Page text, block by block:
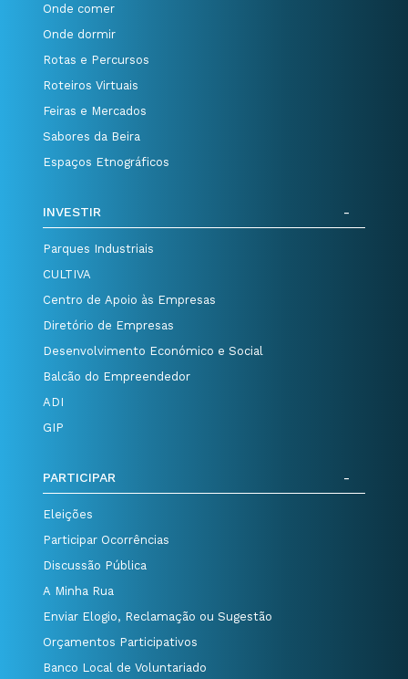
Onde comer
Onde dormir
Rotas e Percursos
Roteiros Virtuais
Feiras e Mercados
Sabores da Beira
Espaços Etnográficos
INVESTIR
Parques Industriais
CULTIVA
Centro de Apoio às Empresas
Diretório de Empresas
Desenvolvimento Económico e Social
Balcão do Empreendedor
ADI
GIP
PARTICIPAR
Eleições
Participar Ocorrências
Discussão Pública
A Minha Rua
Enviar Elogio, Reclamação ou Sugestão
Orçamentos Participativos
Banco Local de Voluntariado